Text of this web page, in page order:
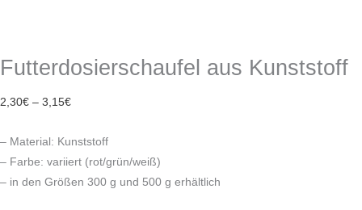
Futterdosierschaufel aus Kunststoff
2,30€ – 3,15€
– Material: Kunststoff
– Farbe: variiert (rot/grün/weiß)
– in den Größen 300 g und 500 g erhältlich